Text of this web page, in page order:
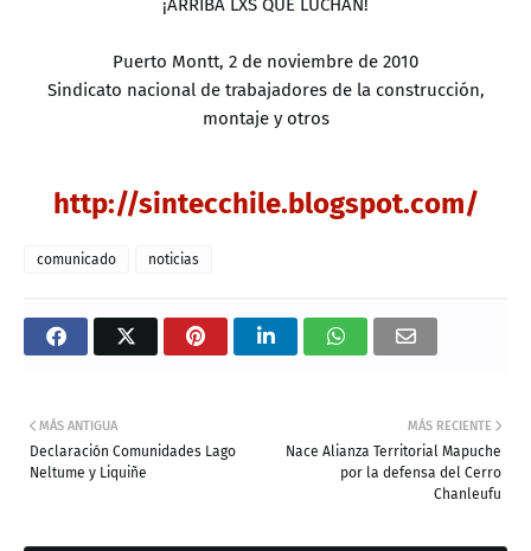
¡ARRIBA LXS QUE LUCHAN!
Puerto Montt, 2 de noviembre de 2010
Sindicato nacional de trabajadores de la construcción,
montaje y otros
http://sintecchile.blogspot.com/
comunicado noticias
MÁS RECIENTE
Nace Alianza Territorial Mapuche
por la defensa del Cerro
Chanleufu
MÁS ANTIGUA
Declaración Comunidades Lago
Neltume y Liquiñe